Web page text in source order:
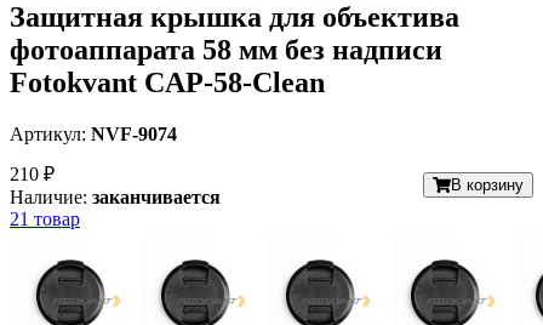
Защитная крышка для объектива
фотоаппарата 58 мм без надписи
Fotokvant CAP-58-Clean
Артикул: NVF-9074
210 ₽
Наличие: заканчивается
В корзину
21 товар